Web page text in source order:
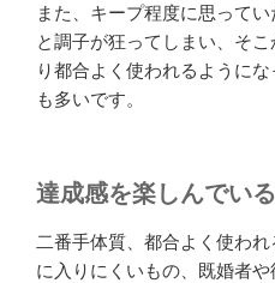
また、キープ程度に思って
と調子が狂ってしまい、そ
り都合よく使われるように
も多いです。
達成感を楽しんでいる
二番手体質、都合よく使わ
に入りにくいもの、既婚者